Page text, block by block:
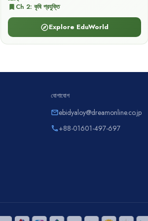
bookmark Ch 2: কৃষি প্রযুক্তি
exploreExplore EduWorld
যোগাযোগ
emailebidyaloy@dreamonline.co.jp
phone+88-01601-497-697